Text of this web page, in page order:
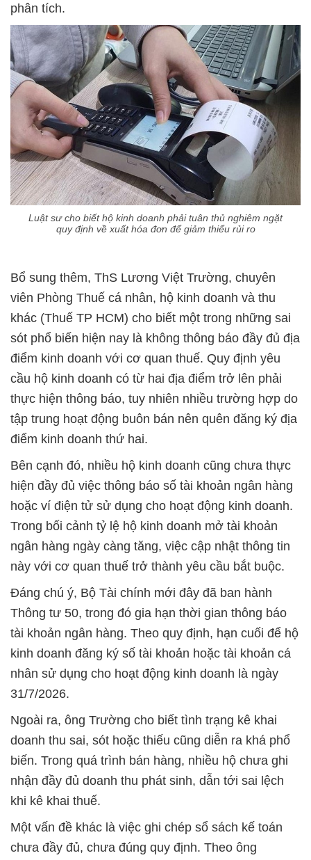
phân tích.
Luật sư cho biết hộ kinh doanh phải tuân thủ nghiêm ngặt
quy định về xuất hóa đơn để giảm thiểu rủi ro
Bổ sung thêm, ThS Lương Việt Trường, chuyên
viên Phòng Thuế cá nhân, hộ kinh doanh và thu
khác (Thuế TP HCM) cho biết một trong những sai
sót phổ biến hiện nay là không thông báo đầy đủ địa
điểm kinh doanh với cơ quan thuế. Quy định yêu
cầu hộ kinh doanh có từ hai địa điểm trở lên phải
thực hiện thông báo, tuy nhiên nhiều trường hợp do
tập trung hoạt động buôn bán nên quên đăng ký địa
điểm kinh doanh thứ hai.
Bên cạnh đó, nhiều hộ kinh doanh cũng chưa thực
hiện đầy đủ việc thông báo số tài khoản ngân hàng
hoặc ví điện tử sử dụng cho hoạt động kinh doanh.
Trong bối cảnh tỷ lệ hộ kinh doanh mở tài khoản
ngân hàng ngày càng tăng, việc cập nhật thông tin
này với cơ quan thuế trở thành yêu cầu bắt buộc.
Đáng chú ý, Bộ Tài chính mới đây đã ban hành
Thông tư 50, trong đó gia hạn thời gian thông báo
tài khoản ngân hàng. Theo quy định, hạn cuối để hộ
kinh doanh đăng ký số tài khoản hoặc tài khoản cá
nhân sử dụng cho hoạt động kinh doanh là ngày
31/7/2026.
Ngoài ra, ông Trường cho biết tình trạng kê khai
doanh thu sai, sót hoặc thiếu cũng diễn ra khá phổ
biến. Trong quá trình bán hàng, nhiều hộ chưa ghi
nhận đầy đủ doanh thu phát sinh, dẫn tới sai lệch
khi kê khai thuế.
Một vấn đề khác là việc ghi chép sổ sách kế toán
chưa đầy đủ, chưa đúng quy định. Theo ông